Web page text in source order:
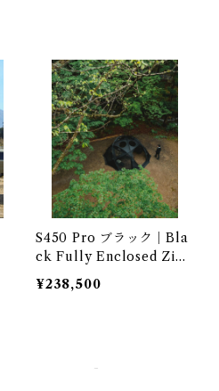
S450 Pro ブラック｜Bla
ck Fully Enclosed Zipp
ered Footprint 全周ファ
スナー 2224040011
¥238,500